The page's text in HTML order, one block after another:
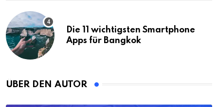
Die 11 wichtigsten Smartphone
Apps für Bangkok
ÜBER DEN AUTOR